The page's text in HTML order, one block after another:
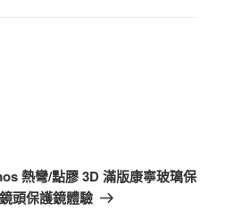
熱彎/點膠 3D 滿版康寧玻璃保
頭保護鏡體驗